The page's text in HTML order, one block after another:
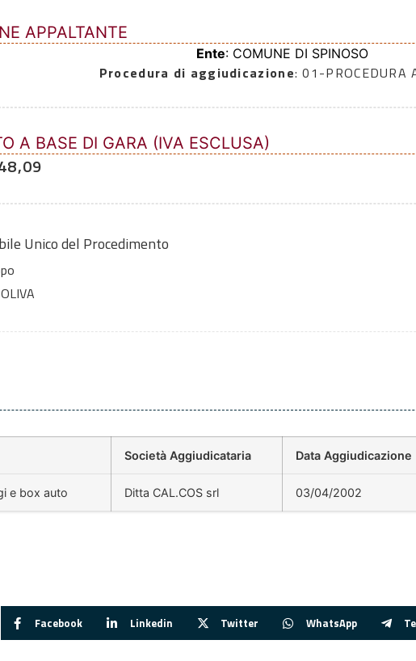
APPALTANTE
Ente: COMUNE DI SPINOSO
Procedura di aggiudicazione: 01-PROCEDURA
A BASE DI GARA (IVA ESCLUSA)
Unico del Procedimento
OLIVA
Società Aggiudicataria Data Aggiudicazione
e box auto Ditta CAL.COS srl 03/04/2002
Facebook Linkedin Twitter WhatsApp